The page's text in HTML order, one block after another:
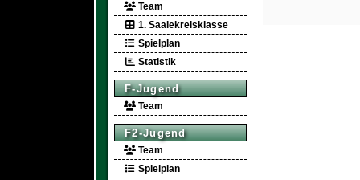
Team
1. Saalekreisklasse
Spielplan
Statistik
F-Jugend
Team
F2-Jugend
Team
Spielplan